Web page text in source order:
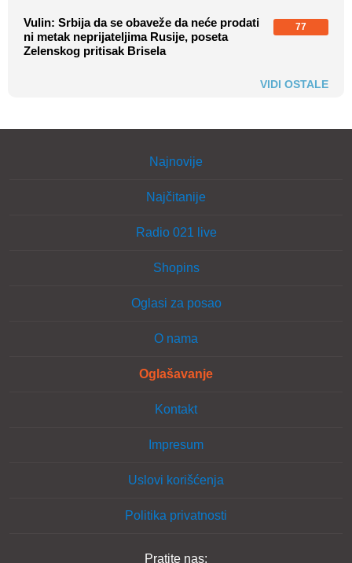
Vulin: Srbija da se obaveže da neće prodati
ni metak neprijateljima Rusije, poseta
Zelenskog pritisak Brisela
77
VIDI OSTALE
Najnovije
Najčitanije
Radio 021 live
Shopins
Oglasi za posao
O nama
Oglašavanje
Kontakt
Impresum
Uslovi korišćenja
Politika privatnosti
Pratite nas: